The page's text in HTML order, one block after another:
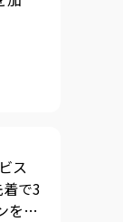
ス
着で3
を実